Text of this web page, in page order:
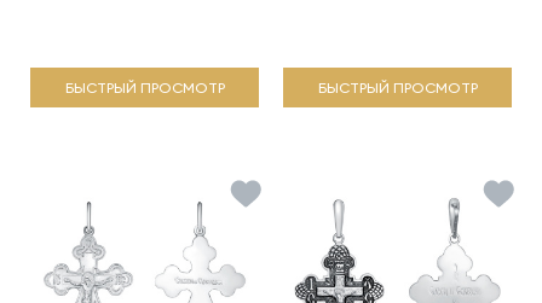
БЫСТРЫЙ ПРОСМОТР БЫСТРЫЙ ПРОСМОТР